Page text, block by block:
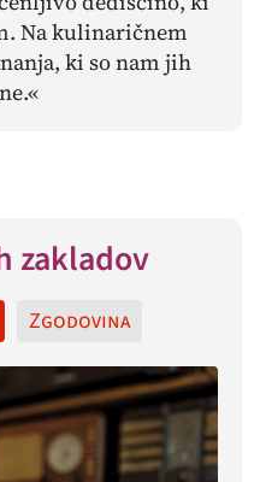
Na kulinaričnem
ki so nam jih
zakladov
Zgodovina